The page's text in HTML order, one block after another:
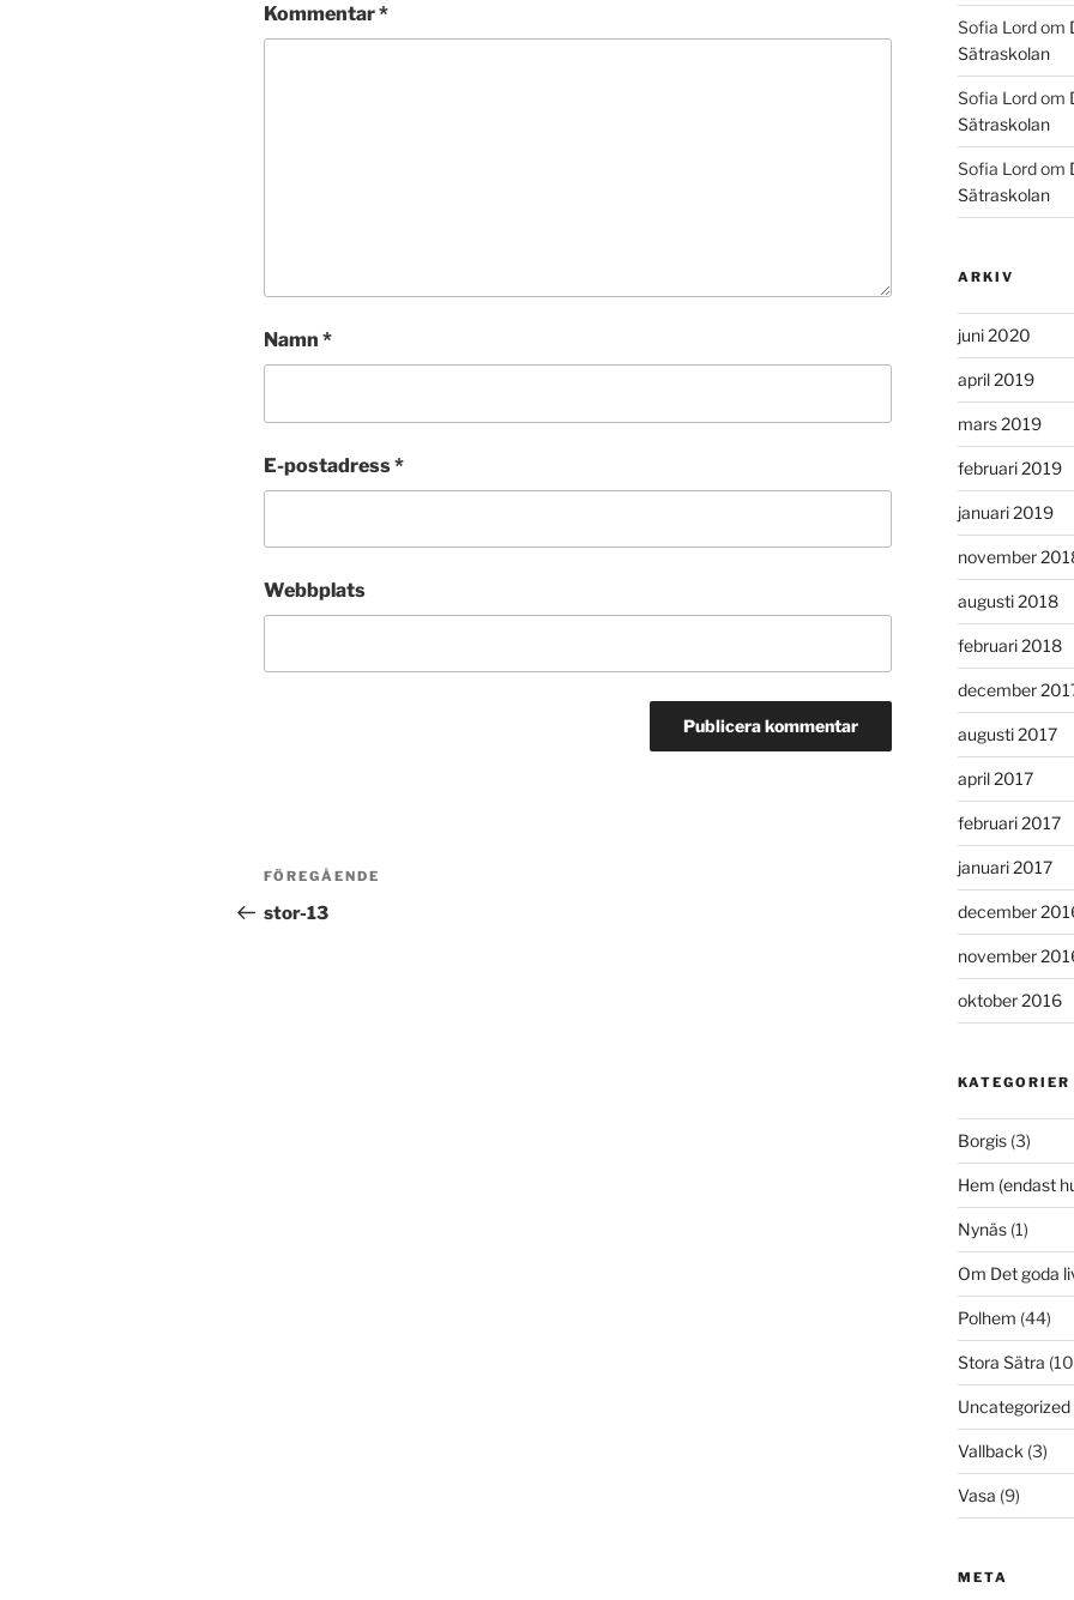
Kommentar*
Namn *
E-postadress*
Webbplats
Inläggsnavigering
Föregående
inlägg
FÖREGÅENDE
stor-13
Sofia Lordom
Sätraskolan
Sofia Lordom
Sätraskolan
Sofia Lordom
Sätraskolan
ARKIV
juni 2020
april 2019
mars 2019
februari 2019
januari 2019
november
augusti 2018
februari 2018
december
augusti 2017
april 2017
februari 2017
januari 2017
december
november
oktober 2016
KATEGORIER
Borgis(3)
Hem (endast
Nynäs(1)
Om Det goda
Polhem (44)
Stora Sätra
Uncategorized
Vallback (3)
Vasa (9)
META